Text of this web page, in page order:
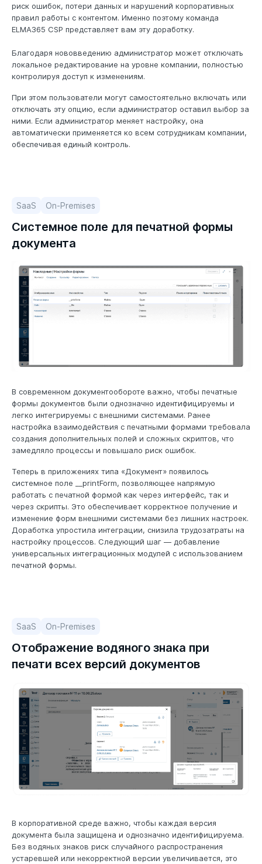
риск ошибок, потери данных и нарушений корпоративных
правил работы с контентом. Именно поэтому команда
ELMA365 CSP представляет вам эту доработку.
Благодаря нововведению администратор может отключать
локальное редактирование на уровне компании, полностью
контролируя доступ к изменениям.
При этом пользователи могут самостоятельно включать или
отключать эту опцию, если администратор оставил выбор за
ними. Если администратор меняет настройку, она
автоматически применяется ко всем сотрудникам компании,
обеспечивая единый контроль.
SaaS On-Premises
Системное поле для печатной формы
документа
В современном документообороте важно, чтобы печатные
формы документов были однозначно идентифицируемы и
легко интегрируемы с внешними системами. Ранее
настройка взаимодействия с печатными формами требовала
создания дополнительных полей и сложных скриптов, что
замедляло процессы и повышало риск ошибок.
Теперь в приложениях типа «Документ» появилось
системное поле __printForm, позволяющее напрямую
работать с печатной формой как через интерфейс, так и
через скрипты. Это обеспечивает корректное получение и
изменение форм внешними системами без лишних настроек.
Доработка упростила интеграции, снизила трудозатраты на
настройку процессов. Следующий шаг — добавление
универсальных интеграционных модулей с использованием
печатной формы.
SaaS On-Premises
Отображение водяного знака при
печати всех версий документов
В корпоративной среде важно, чтобы каждая версия
документа была защищена и однозначно идентифицируема.
Без водяных знаков риск случайного распространения
устаревшей или некорректной версии увеличивается, это